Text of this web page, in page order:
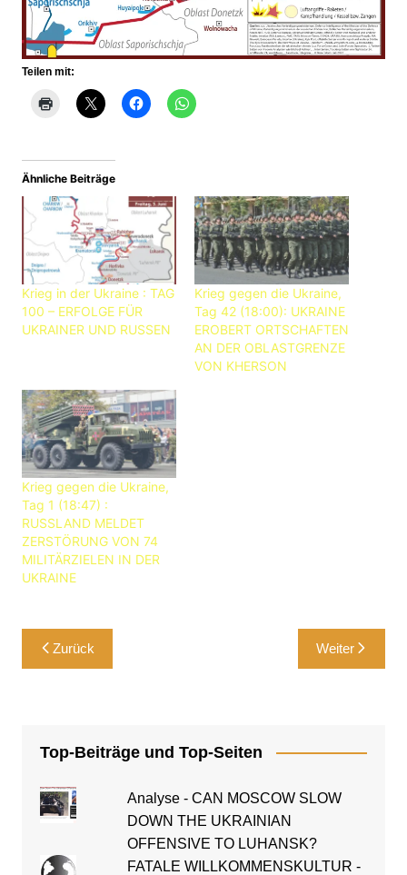
Teilen mit:
Ähnliche Beiträge
Krieg in der Ukraine : TAG
100 – ERFOLGE FÜR
UKRAINER UND RUSSEN
Krieg gegen die Ukraine,
Tag 42 (18:00): UKRAINE
EROBERT ORTSCHAFTEN
AN DER OBLASTGRENZE
VON KHERSON
Krieg gegen die Ukraine,
Tag 1 (18:47) :
RUSSLAND MELDET
ZERSTÖRUNG VON 74
MILITÄRZIELEN IN DER
UKRAINE
Beitragsnavigation
Zurück Weiter
Top-Beiträge und Top-Seiten
Analyse - CAN MOSCOW SLOW
DOWN THE UKRAINIAN
OFFENSIVE TO LUHANSK?
FATALE WILLKOMMENSKULTUR -